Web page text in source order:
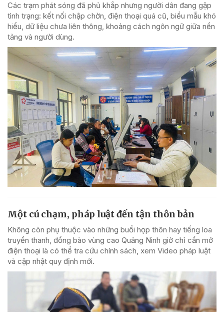
Các trạm phát sóng đã phủ khắp nhưng người dân đang gặp
tình trạng: kết nối chập chờn, điện thoại quá cũ, biểu mẫu khó
hiểu, dữ liệu chưa liên thông, khoảng cách ngôn ngữ giữa nền
tảng và người dùng.
Một cú chạm, pháp luật đến tận thôn bản
Không còn phụ thuộc vào những buổi họp thôn hay tiếng loa
truyền thanh, đồng bào vùng cao Quảng Ninh giờ chỉ cần mở
điện thoại là có thể tra cứu chính sách, xem Video pháp luật
và cập nhật quy định mới.